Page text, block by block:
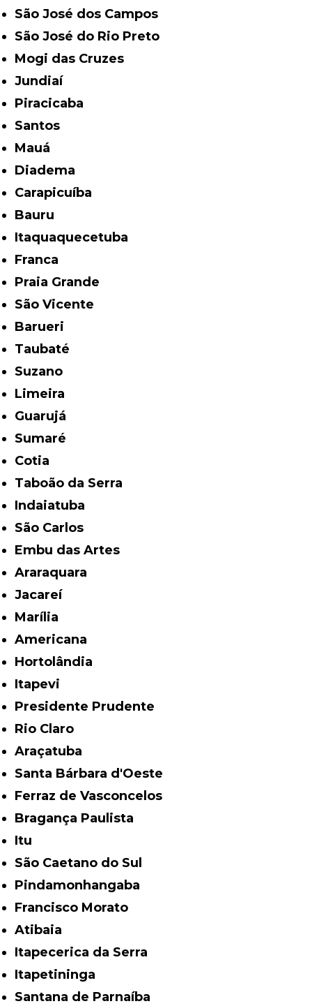
São José dos Campos
São José do Rio Preto
Mogi das Cruzes
Jundiaí
Piracicaba
Santos
Mauá
Diadema
Carapicuíba
Bauru
Itaquaquecetuba
Franca
Praia Grande
São Vicente
Barueri
Taubaté
Suzano
Limeira
Guarujá
Sumaré
Cotia
Taboão da Serra
Indaiatuba
São Carlos
Embu das Artes
Araraquara
Jacareí
Marília
Americana
Hortolândia
Itapevi
Presidente Prudente
Rio Claro
Araçatuba
Santa Bárbara d'Oeste
Ferraz de Vasconcelos
Bragança Paulista
Itu
São Caetano do Sul
Pindamonhangaba
Francisco Morato
Atibaia
Itapecerica da Serra
Itapetininga
Santana de Parnaíba